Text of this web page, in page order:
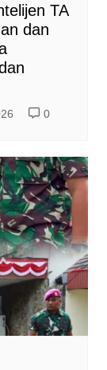
TA
dan
0